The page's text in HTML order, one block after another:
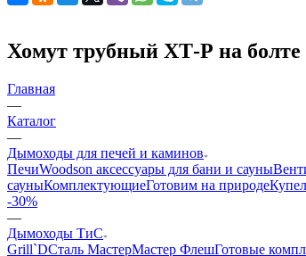
Хомут трубный ХТ-Р на
Главная
—
Каталог
—
Дымоходы для печей и каминов
ПечиWoodson аксессуары для бани и сауны
сауныКомплектующиеГотовим на природе
-30%
—
Дымоходы ТиС
Grill`DСталь МастерМастер ФлешГотовые